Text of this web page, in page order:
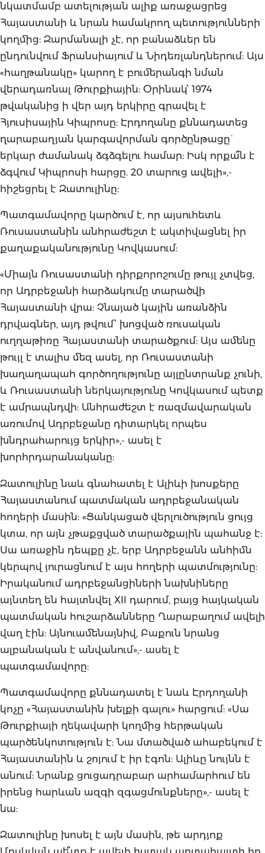
նկատմամբ ատելության ալիք առաջացրեց
Հայաստանի և նրան համակրող պետությունների
կողմից: Զարմանալի չէ, որ բանաձևեր են
ընդունվում Ֆրանսիայում և Նիդեռլանդներում: Այս
«հաղթանակը» կարող է բումերանգի նման
վերադառնալ Թուրքիային: Օրինակ՝ 1974
թվականից ի վեր այդ երկիրը գրավել է
Հյուսիսային Կիպրոսը: Էրդողանը քննադատեց
ղարաբաղյան կարգավորման գործընթացը`
երկար ժամանակ ձգձգելու համար: Իսկ որքա՞ն է
ձգվում Կիպրոսի հարցը. 20 տարուց ավելի»,-
հիշեցրել է Զատուլինը:
Պատգամավորը կարծում է, որ այսուհետև
Ռուսաստանին անհրաժեշտ է ակտիվացնել իր
քաղաքականությունը Կովկասում:
«Միայն Ռուսաստանի դիրքորոշումը թույլ չտվեց,
որ Ադրբեջանի հարձակումը տարածվի
Հայաստանի վրա: Չնայած կային առանձին
դրվագներ, այդ թվում՝ խոցված ռուսական
ուղղաթիռը Հայաստանի տարածքում: Այս ամենը
թույլ է տալիս մեզ ասել, որ Ռուսաստանի
խաղաղապահ գործողությունը այլընտրանք չունի,
և Ռուսաստանի ներկայությունը Կովկասում պետք
է ամրապնդվի: Անհրաժեշտ է ռազմավարական
առումով Ադրբեջանը դիտարկել որպես
խնդրահարույց երկիր»,- ասել է
խորհրդարանականը:
Զատուլինը նաև գնահատել է Ալիևի խոսքերը
Հայաստանում պատմական ադրբեջանական
հողերի մասին: «Ցանկացած վերլուծություն ցույց
կտա, որ այն չթաքցված տարածքային պահանջ է:
Սա առաջին դեպքը չէ, երբ Ադրբեջանն անհիմն
կերպով յուրացնում է այս հողերի պատմությունը:
Իրականում ադրբեջանցիների նախնիները
այնտեղ են հայտնվել XII դարում, բայց հայկական
պատմական հուշարձանները Ղարաբաղում ավելի
վաղ էին: Այնուամենայնիվ, Բաքուն նրանց
ալբանական է անվանում»,- ասել է
պատգամավորը:
Պատգամավորը քննադատել է նաև Էրդողանի
կոչը «Հայաստանին խելքի գալու» հարցում: «Սա
Թուրքիայի ղեկավարի կողմից հերթական
պարծենկոտություն է: Նա մտածված ահաբեկում է
Հայաստանին և շոյում է իր էգոն: Ալիևը նույնն է
անում: Նրանք ցուցադրաբար արհամարհում են
իրենց հարևան ազգի զգացմունքները»,- ասել է
նա:
Զատուլինը խոսել է այն մասին, թե արդյոք